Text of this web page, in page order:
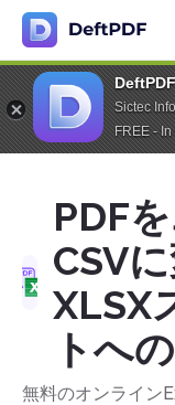
Sictec
FREE -
PDF
CSV
XLSX
トへ
無料のオンライン